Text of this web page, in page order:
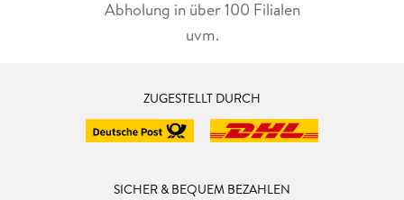
Abholung in über 100 Filialen
uvm.
ZUGESTELLT DURCH
SICHER & BEQUEM BEZAHLEN